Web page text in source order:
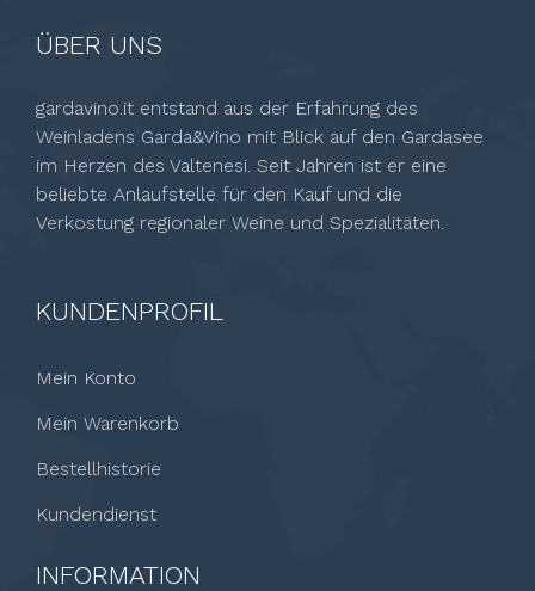
ÜBER UNS
gardavino.it entstand aus der Erfahrung des
Weinladens Garda&Vino mit Blick auf den Gardasee
im Herzen des Valtenesi. Seit Jahren ist er eine
beliebte Anlaufstelle für den Kauf und die
Verkostung regionaler Weine und Spezialitäten.
KUNDENPROFIL
Mein Konto
Mein Warenkorb
Bestellhistorie
Kundendienst
INFORMATION